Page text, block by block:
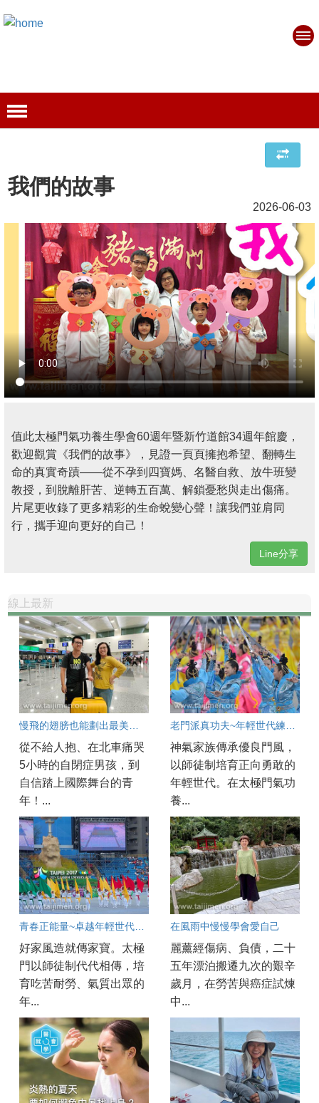
我們的故事
2026-06-03
值此太極門氣功養生學會60週年暨新竹道館34週年館慶，
歡迎觀賞《我們的故事》，見證一頁頁擁抱希望、翻轉生
命的真實奇蹟——從不孕到四寶媽、名醫自救、放牛班變
教授，到脫離肝苦、逆轉五百萬、解鎖憂愁與走出傷痛。
片尾更收錄了更多精彩的生命蛻變心聲！讓我們並肩同
行，攜手迎向更好的自己！
Line分享
線上最新
慢飛的翅膀也能劃出最美的弧線
從不給人抱、在北車痛哭
5小時的自閉症男孩，到
自信踏上國際舞台的青
年！...
老門派真功夫~年輕世代練到的心功夫
神氣家族傳承優良門風，
以師徒制培育正向勇敢的
年輕世代。在太極門氣功
養...
好家風造就傳家寶。太極
門以師徒制代代相傳，培
育吃苦耐勞、氣質出眾的
年...
在風雨中慢慢學會愛自己
麗薰經傷病、負債，二十
五年漂泊搬遷九次的艱辛
歲月，在勞苦與癌症試煉
中...